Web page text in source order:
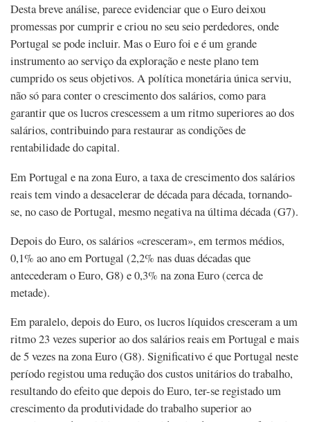
Desta breve análise, parece evidenciar que o Euro deixou
promessas por cumprir e criou no seu seio perdedores, onde
Portugal se pode incluir. Mas o Euro foi e é um grande
instrumento ao serviço da exploração e neste plano tem
cumprido os seus objetivos. A política monetária única serviu,
não só para conter o crescimento dos salários, como para
garantir que os lucros crescessem a um ritmo superiores ao dos
salários, contribuindo para restaurar as condições de
rentabilidade do capital.
Em Portugal e na zona Euro, a taxa de crescimento dos salários
reais tem vindo a desacelerar de década para década, tornando-
se, no caso de Portugal, mesmo negativa na última década (G7).
Depois do Euro, os salários «cresceram», em termos médios,
0,1% ao ano em Portugal (2,2% nas duas décadas que
antecederam o Euro, G8) e 0,3% na zona Euro (cerca de
metade).
Em paralelo, depois do Euro, os lucros líquidos cresceram a um
ritmo 23 vezes superior ao dos salários reais em Portugal e mais
de 5 vezes na zona Euro (G8). Significativo é que Portugal neste
período registou uma redução dos custos unitários do trabalho,
resultando do efeito que depois do Euro, ter-se registado um
crescimento da produtividade do trabalho superior ao